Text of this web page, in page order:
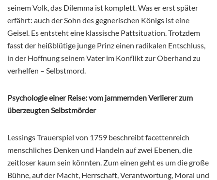
seinem Volk, das Dilemma ist komplett. Was er erst später
erfährt: auch der Sohn des gegnerischen Königs ist eine
Geisel. Es entsteht eine klassische Pattsituation. Trotzdem
fasst der heißblütige junge Prinz einen radikalen Entschluss,
in der Hoffnung seinem Vater im Konflikt zur Oberhand zu
verhelfen – Selbstmord.
Psychologie einer Reise: vom jammernden Verlierer zum
überzeugten Selbstmörder
Lessings Trauerspiel von 1759 beschreibt facettenreich
menschliches Denken und Handeln auf zwei Ebenen, die
zeitloser kaum sein könnten. Zum einen geht es um die große
Bühne, auf der Macht, Herrschaft, Verantwortung, Moral und